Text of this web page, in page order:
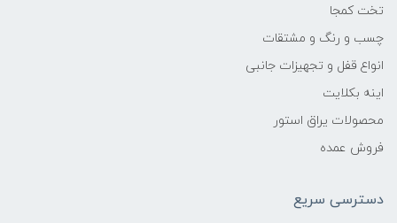
تخت کمجا
چسب و رنگ و مشتقات
انواع قفل و تجهیزات جانبی
اینه بکلایت
محصولات یراق استور
فروش عمده
دسترسی سریع